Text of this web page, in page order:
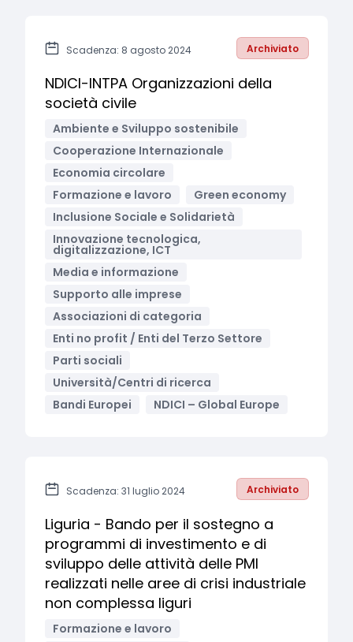
Scadenza: 8 agosto 2024 Archiviato
NDICI-INTPA Organizzazioni della
società civile
Ambiente e Sviluppo sostenibile
Cooperazione Internazionale
Economia circolare
Formazione e lavoro
Green economy
Inclusione Sociale e Solidarietà
Innovazione tecnologica,
digitalizzazione, ICT
Media e informazione
Supporto alle imprese
Associazioni di categoria
Enti no profit / Enti del Terzo Settore
Parti sociali
Università/Centri di ricerca
Bandi Europei
NDICI – Global Europe
Scadenza: 31 luglio 2024 Archiviato
Liguria - Bando per il sostegno a
programmi di investimento e di
sviluppo delle attività delle PMI
realizzati nelle aree di crisi industriale
non complessa liguri
Formazione e lavoro